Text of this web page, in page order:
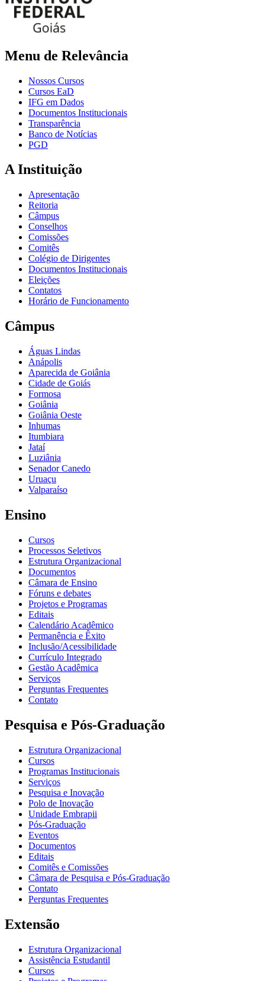
Menu de Relevância
Nossos Cursos
Cursos EaD
IFG em Dados
Documentos Institucionais
Transparência
Banco de Notícias
PGD
A Instituição
Apresentação
Reitoria
Câmpus
Conselhos
Comissões
Comitês
Colégio de Dirigentes
Documentos Institucionais
Eleições
Contatos
Horário de Funcionamento
Câmpus
Águas Lindas
Anápolis
Aparecida de Goiânia
Cidade de Goiás
Formosa
Goiânia
Goiânia Oeste
Inhumas
Itumbiara
Jataí
Luziânia
Senador Canedo
Uruaçu
Valparaíso
Ensino
Cursos
Processos Seletivos
Estrutura Organizacional
Documentos
Câmara de Ensino
Fóruns e debates
Projetos e Programas
Editais
Calendário Acadêmico
Permanência e Êxito
Inclusão/Acessibilidade
Currículo Integrado
Gestão Acadêmica
Serviços
Perguntas Frequentes
Contato
Pesquisa e Pós-Graduação
Estrutura Organizacional
Cursos
Programas Institucionais
Serviços
Pesquisa e Inovação
Polo de Inovação
Unidade Embrapii
Pós-Graduação
Eventos
Documentos
Editais
Comitês e Comissões
Câmara de Pesquisa e Pós-Graduação
Contato
Perguntas Frequentes
Extensão
Estrutura Organizacional
Assistência Estudantil
Cursos